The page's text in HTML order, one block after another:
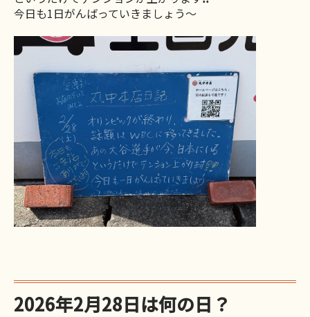
今日も1日がんばっていきましょう〜
2026年2月28日は何の日？